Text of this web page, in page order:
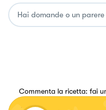
Commenta la ricetta: fai